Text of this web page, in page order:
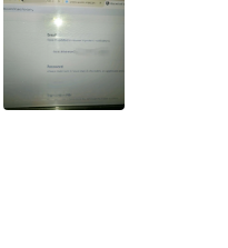
素，因為信息可能已經發生